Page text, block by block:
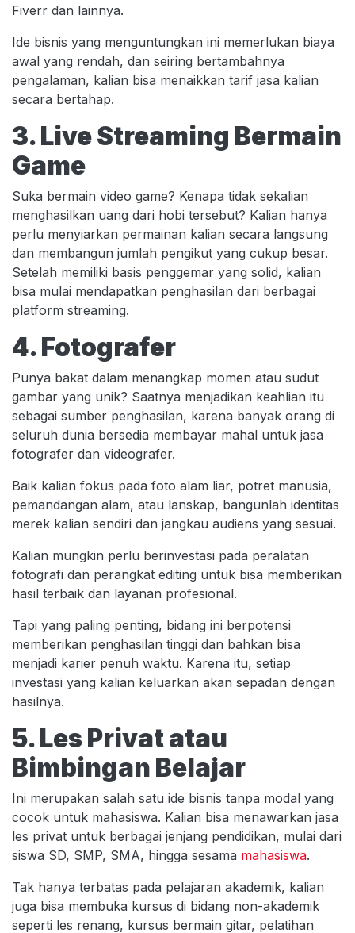
Fiverr dan lainnya.
Ide bisnis yang menguntungkan ini memerlukan biaya
awal yang rendah, dan seiring bertambahnya
pengalaman, kalian bisa menaikkan tarif jasa kalian
secara bertahap.
3. Live Streaming Bermain
Game
Suka bermain video game? Kenapa tidak sekalian
menghasilkan uang dari hobi tersebut? Kalian hanya
perlu menyiarkan permainan kalian secara langsung
dan membangun jumlah pengikut yang cukup besar.
Setelah memiliki basis penggemar yang solid, kalian
bisa mulai mendapatkan penghasilan dari berbagai
platform streaming.
4. Fotografer
Punya bakat dalam menangkap momen atau sudut
gambar yang unik? Saatnya menjadikan keahlian itu
sebagai sumber penghasilan, karena banyak orang di
seluruh dunia bersedia membayar mahal untuk jasa
fotografer dan videografer.
Baik kalian fokus pada foto alam liar, potret manusia,
pemandangan alam, atau lanskap, bangunlah identitas
merek kalian sendiri dan jangkau audiens yang sesuai.
Kalian mungkin perlu berinvestasi pada peralatan
fotografi dan perangkat editing untuk bisa memberikan
hasil terbaik dan layanan profesional.
Tapi yang paling penting, bidang ini berpotensi
memberikan penghasilan tinggi dan bahkan bisa
menjadi karier penuh waktu. Karena itu, setiap
investasi yang kalian keluarkan akan sepadan dengan
hasilnya.
5. Les Privat atau
Bimbingan Belajar
Ini merupakan salah satu ide bisnis tanpa modal yang
cocok untuk mahasiswa. Kalian bisa menawarkan jasa
les privat untuk berbagai jenjang pendidikan, mulai dari
siswa SD, SMP, SMA, hingga sesama mahasiswa.
Tak hanya terbatas pada pelajaran akademik, kalian
juga bisa membuka kursus di bidang non-akademik
seperti les renang, kursus bermain gitar, pelatihan